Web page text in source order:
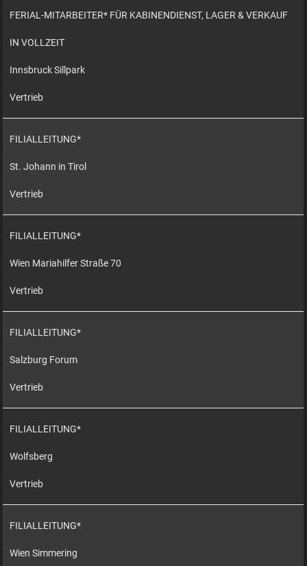
FERIAL-MITARBEITER* FÜR KABINENDIENST, LAGER & VERKAUF
IN VOLLZEIT
Innsbruck Sillpark
Vertrieb
FILIALLEITUNG*
St. Johann in Tirol
Vertrieb
FILIALLEITUNG*
Wien Mariahilfer Straße 70
Vertrieb
FILIALLEITUNG*
Salzburg Forum
Vertrieb
FILIALLEITUNG*
Wolfsberg
Vertrieb
FILIALLEITUNG*
Wien Simmering